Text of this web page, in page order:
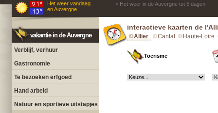
Het weer vandaag
en Auvergne
> Het weer in de Auvergne tot 5 dagen
vakantie in de Auvergne
Verblijf, verhuur
Gastronomie
Te bezoeken erfgoed
Hand arbeid
Natuur en sportieve uitstapjes
interactieve kaarten de
Allier Cantal Haute-Loire
Toerisme